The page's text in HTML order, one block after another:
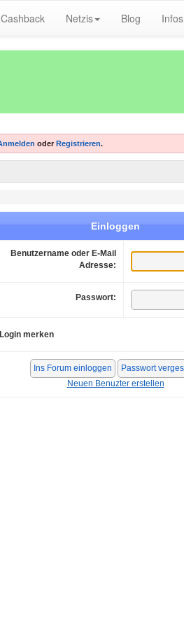
Cashback Netzis Blog Infos
oder Registrieren.
Einloggen
Benutzername oder E-Mail
Adresse:
Passwort:
Login merken
Neuen Benuzter erstellen